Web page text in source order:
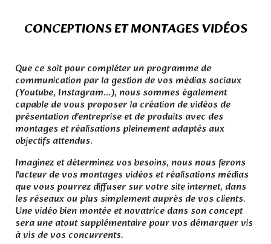
CONCEPTIONS ET MONTAGES VIDÉOS
Que ce soit pour compléter un programme de
communication par la gestion de vos médias sociaux
(Youtube, Instagram...), nous sommes également
capable de vous proposer la création de vidéos de
présentation d'entreprise et de produits avec des
montages et réalisations pleinement adaptés aux
objectifs attendus.
Imaginez et déterminez vos besoins, nous nous ferons
l'acteur de vos montages vidéos et réalisations médias
que vous pourrez diffuser sur votre site internet, dans
les réseaux ou plus simplement auprès de vos clients.
Une vidéo bien montée et novatrice dans son concept
sera une atout supplémentaire pour vos démarquer vis
à vis de vos concurrents.